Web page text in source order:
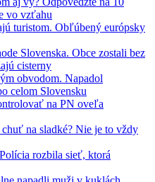
vo vzťahu
turistom. Obľúbený európsky
Slovenska. Obce zostali bez
cisterny
obvodom. Napadol
celom Slovensku
na PN oveľa
na sladké? Nie je to vždy
rozbila sieť, ktorá